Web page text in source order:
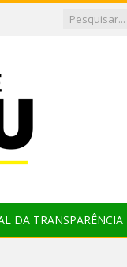
DA TRANSPARÊNCIA